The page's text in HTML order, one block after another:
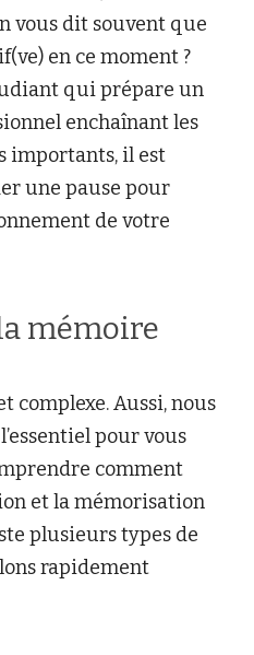
vous dit souvent que
en ce moment ?
qui prépare un
enchaînant les
importants, il est
une pause pour
de votre
mémoire
complexe. Aussi, nous
pour vous
comment
et la mémorisation
plusieurs types de
rapidement